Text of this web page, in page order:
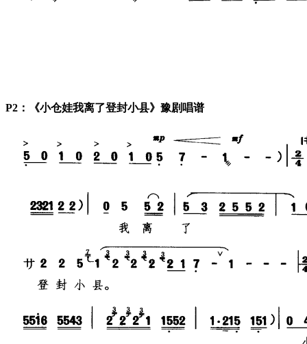
P2：《小仓娃我离了登封小县》豫剧唱谱